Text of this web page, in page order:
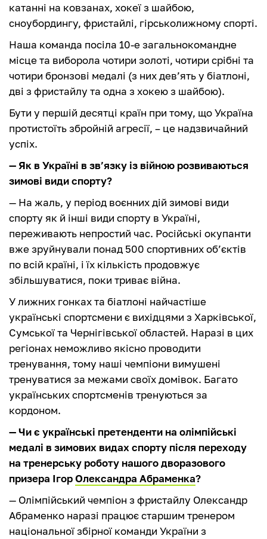
катанні на ковзанах, хокеї з шайбою,
сноубордингу, фристайлі, гірськолижному спорті.
Наша команда посіла 10-е загальнокомандне
місце та виборола чотири золоті, чотири срібні та
чотири бронзові медалі (з них дев’ять у біатлоні,
дві з фристайлу та одна з хокею з шайбою).
Бути у першій десятці країн при тому, що Україна
протистоїть збройній агресії, – це надзвичайний
успіх.
— Як в Україні в зв’язку із війною розвиваються
зимові види спорту?
— На жаль, у період воєнних дій зимові види
спорту як й інші види спорту в Україні,
переживають непростий час. Російські окупанти
вже зруйнували понад 500 спортивних об’єктів
по всій країні, і їх кількість продовжує
збільшуватися, поки триває війна.
У лижних гонках та біатлоні найчастіше
українські спортсмени є вихідцями з Харківської,
Сумської та Чернігівської областей. Наразі в цих
регіонах неможливо якісно проводити
тренування, тому наші чемпіони вимушені
тренуватися за межами своїх домівок. Багато
українських спортсменів тренуються за
кордоном.
— Чи є українські претенденти на олімпійські
медалі в зимових видах спорту після переходу
на тренерську роботу нашого дворазового
призера ІгорОлександра Абраменка?
— Олімпійський чемпіон з фристайлу Олександр
Абраменко наразі працює старшим тренером
національної збірної команди України з